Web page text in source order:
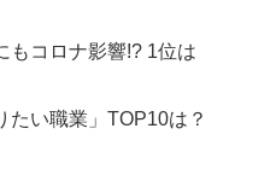
もコロナ影響!? 1位は
たい職業」TOP10は？